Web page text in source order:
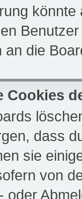
an die
Cookies
dass
sie
von
oder